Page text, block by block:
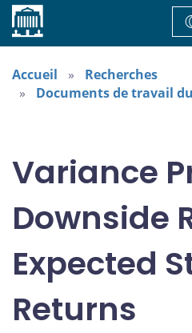
Accueil
Accueil
Recherches
Documents de travail
Variance
Downside
Expected
Returns